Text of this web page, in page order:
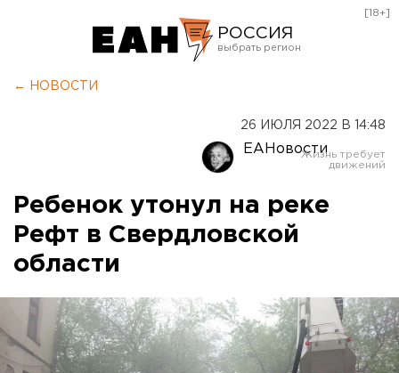
РОССИЯ
Оренбург
[18+]
← НОВОСТИ
26 ИЮЛЯ 2022 В 14:48
ЕАНовости
Ребенок утонул на реке
Рефт в Свердловской
области